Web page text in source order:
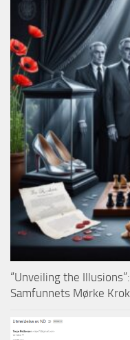
“Unveiling the
Samfunnets Mørke